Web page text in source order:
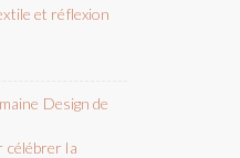
et réflexion
Design de
célébrer la